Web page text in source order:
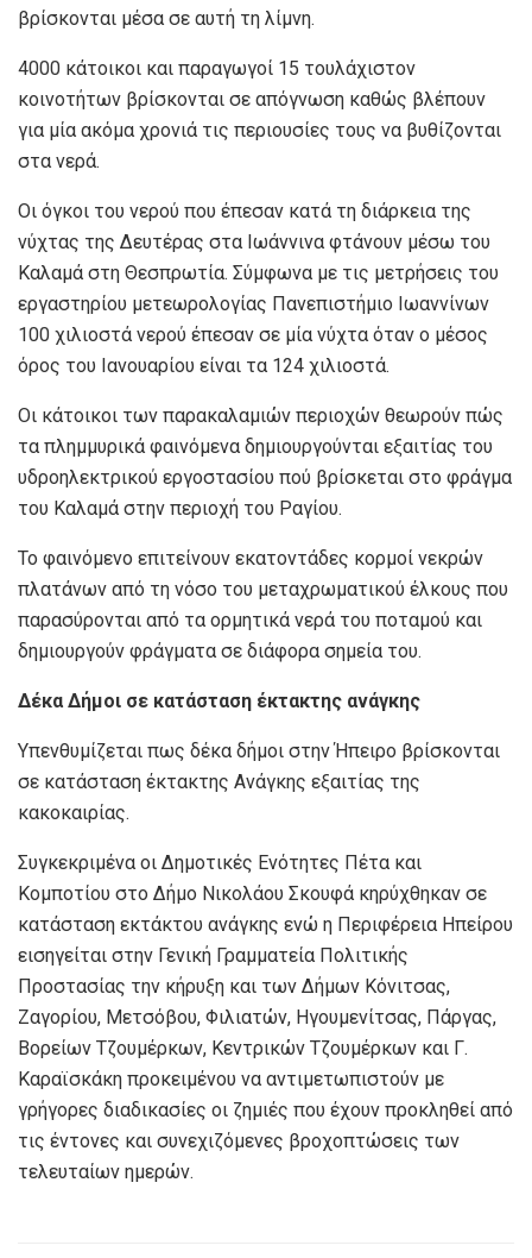
βρίσκονται μέσα σε αυτή τη λίμνη.
4000 κάτοικοι και παραγωγοί 15 τουλάχιστον
κοινοτήτων βρίσκονται σε απόγνωση καθώς βλέπουν
για μία ακόμα χρονιά τις περιουσίες τους να βυθίζονται
στα νερά.
Οι όγκοι του νερού που έπεσαν κατά τη διάρκεια της
νύχτας της Δευτέρας στα Ιωάννινα φτάνουν μέσω του
Καλαμά στη Θεσπρωτία. Σύμφωνα με τις μετρήσεις του
εργαστηρίου μετεωρολογίας Πανεπιστήμιο Ιωαννίνων
100 χιλιοστά νερού έπεσαν σε μία νύχτα όταν ο μέσος
όρος του Ιανουαρίου είναι τα 124 χιλιοστά.
Οι κάτοικοι των παρακαλαμιών περιοχών θεωρούν πώς
τα πλημμυρικά φαινόμενα δημιουργούνται εξαιτίας του
υδροηλεκτρικού εργοστασίου πού βρίσκεται στο φράγμα
του Καλαμά στην περιοχή του Ραγίου.
Το φαινόμενο επιτείνουν εκατοντάδες κορμοί νεκρών
πλατάνων από τη νόσο του μεταχρωματικού έλκους που
παρασύρονται από τα ορμητικά νερά του ποταμού και
δημιουργούν φράγματα σε διάφορα σημεία του.
Δέκα Δήμοι σε κατάσταση έκτακτης ανάγκης
Υπενθυμίζεται πως δέκα δήμοι στην Ήπειρο βρίσκονται
σε κατάσταση έκτακτης Ανάγκης εξαιτίας της
κακοκαιρίας.
Συγκεκριμένα οι Δημοτικές Ενότητες Πέτα και
Κομποτίου στο Δήμο Νικολάου Σκουφά κηρύχθηκαν σε
κατάσταση εκτάκτου ανάγκης ενώ η Περιφέρεια Ηπείρου
εισηγείται στην Γενική Γραμματεία Πολιτικής
Προστασίας την κήρυξη και των Δήμων Κόνιτσας,
Ζαγορίου, Μετσόβου, Φιλιατών, Ηγουμενίτσας, Πάργας,
Βορείων Τζουμέρκων, Κεντρικών Τζουμέρκων και Γ.
Καραϊσκάκη προκειμένου να αντιμετωπιστούν με
γρήγορες διαδικασίες οι ζημιές που έχουν προκληθεί από
τις έντονες και συνεχιζόμενες βροχοπτώσεις των
τελευταίων ημερών.